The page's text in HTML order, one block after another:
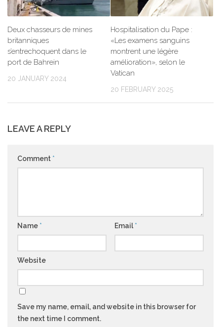
Deux chasseurs de mines
britanniques
s’entrechoquent dans le
port de Bahrein
20 JANUARY 2024
Hospitalisation du Pape :
«Les examens sanguins
montrent une légère
amélioration», selon le
Vatican
20 FEBRUARY 2025
LEAVE A REPLY
Comment *
Name * Email *
Website
Save my name, email, and website in this browser for
the next time I comment.